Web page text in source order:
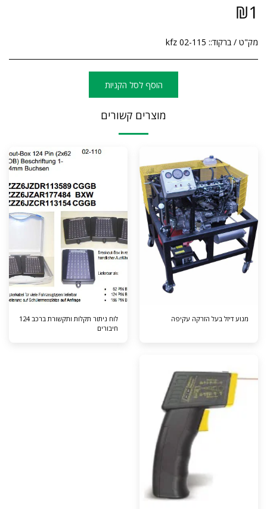
₪1
מק"ט / ברקוד:: kfz 02-115
הוסף לסל הקניות
מוצרים קשורים
מנוע דיזל בעל הזרקה עקיפה
לוח ניתור תקלות ותקשורת ברכב 124
חיבורים